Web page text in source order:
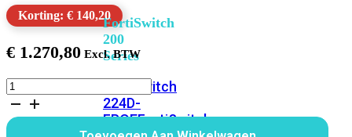
FortiSwitch
200
Series
FortiSwitch
224D-
FPOEFortiSwitch
Korting: € 140,20
€ 1.270,80
FortiGateRugged-
70F-
3G4G
3